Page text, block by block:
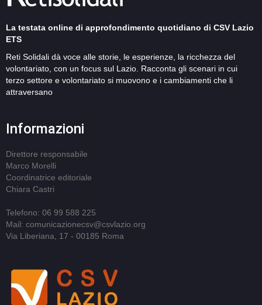
La testata online di approfondimento quotidiano di CSV Lazio
ETS
Reti Solidali dà voce alle storie, le esperienze, la ricchezza del
volontariato, con un focus sul Lazio. Racconta gli scenari in cui
terzo settore e volontariato si muovono e i cambiamenti che li
attraversano
Informazioni
Direttore responsabile
Marco Morelli
Coordinatrice editoriale
Chiara Castri
Telefono: 06 99 588 225
Mail: comunicazionecsv@csvlazio.org
Via Liberiana, 17 - 00185 Roma